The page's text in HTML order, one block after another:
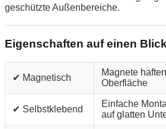
geschützte Außenbereiche.
Eigenschaften auf einen Blick
✔ Magnetisch
Magnete
Oberfläche
✔ Selbstklebend
Einfache
auf glatten